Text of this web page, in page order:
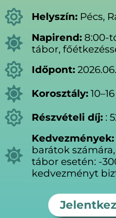
Helyszín: Pécs,
Napirend: 8:00-
tábor,
Időpont:
Korosztály:
Részvételi díj: :
Kedvezmények:
barátok
tábor esetén: -
kedvezményt